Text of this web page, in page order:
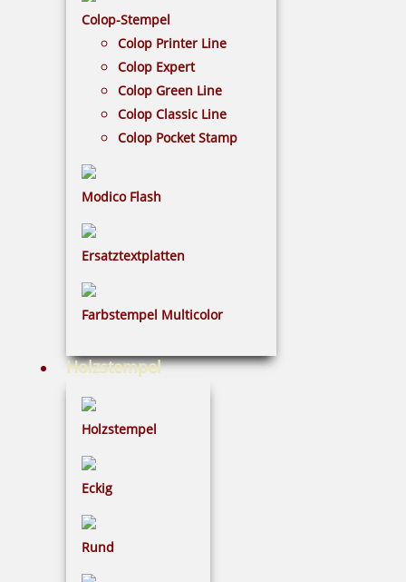
Colop-Stempel
Colop Printer Line
Colop Expert
Colop Green Line
Colop Classic Line
Colop Pocket Stamp
Modico Flash
Ersatztextplatten
Farbstempel Multicolor
Holzstempel
Holzstempel
Eckig
Rund
LAGERSTEMPEL - KATEGORIEN
Ziffernstempel
Wortbandstempel
Trodat-Stempel zum selber setzen